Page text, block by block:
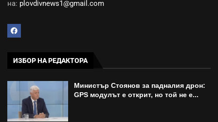
на: plovdivnews1@gmail.com
ИЗБОР НА РЕДАКТОРА
Министър Стоянов за падналия дрон:
GPS модулът е открит, но той не е...